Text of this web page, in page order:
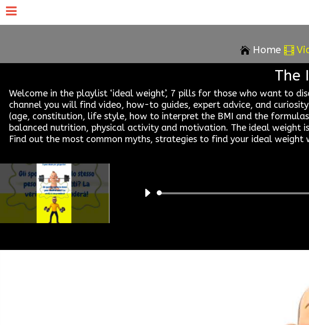
 Home 
The
Welcome in the playlist ‘ideal weight’, 7 pills for those who want to
channel you will find video, how-to guides, expert advice, and
(age, constitution, life style, how to interpret the BMI and the
balanced nutrition, physical activity and motivation. The ideal weight
Find out the most common myths, strategies to find your ideal weight